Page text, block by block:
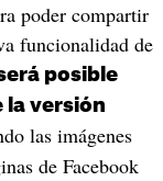
poder compartir
funcionalidad de
posible
la versión
las imágenes
de Facebook